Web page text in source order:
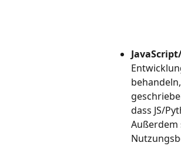
dass JS/
Außerdem